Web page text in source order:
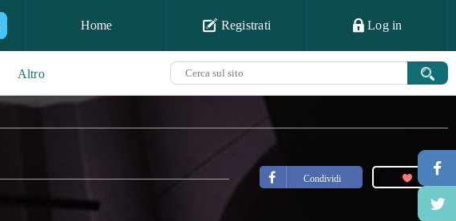
Home Registrati Log in
Altro
Condividi